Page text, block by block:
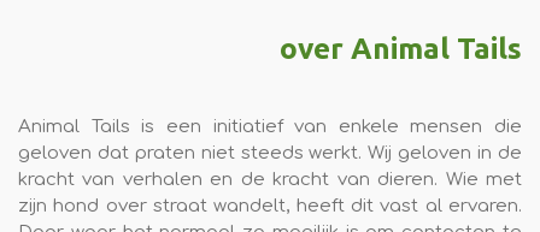
over Animal Tails
Animal Tails is een initiatief van enkele mensen die
geloven dat praten niet steeds werkt. Wij geloven in de
kracht van verhalen en de kracht van dieren. Wie met
zijn hond over straat wandelt, heeft dit vast al ervaren.